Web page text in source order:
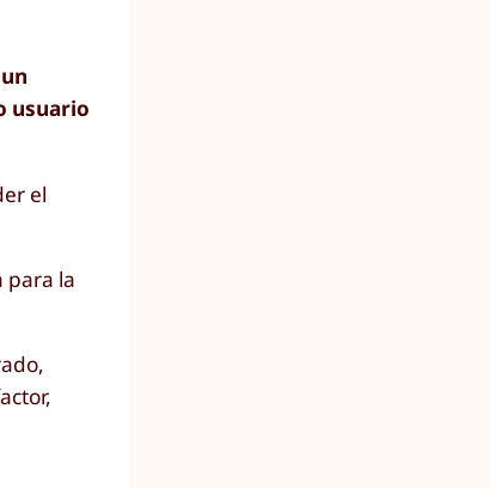
usuario
el
para la